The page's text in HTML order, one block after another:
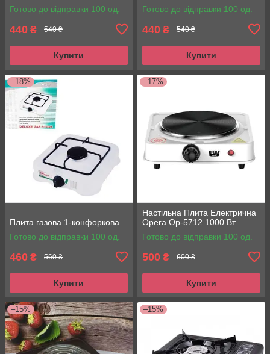
Готово до відправки 100 од.
440 ₴ 540 ₴
Купити
Готово до відправки 100 од.
440 ₴ 540 ₴
Купити
–18%
Плита газова 1-конфоркова
Готово до відправки 100 од.
460 ₴ 560 ₴
Купити
–17%
Настільна Плита Електрична
Opera Op-5712 1000 Вт
Готово до відправки 100 од.
500 ₴ 600 ₴
Купити
–15% –15%